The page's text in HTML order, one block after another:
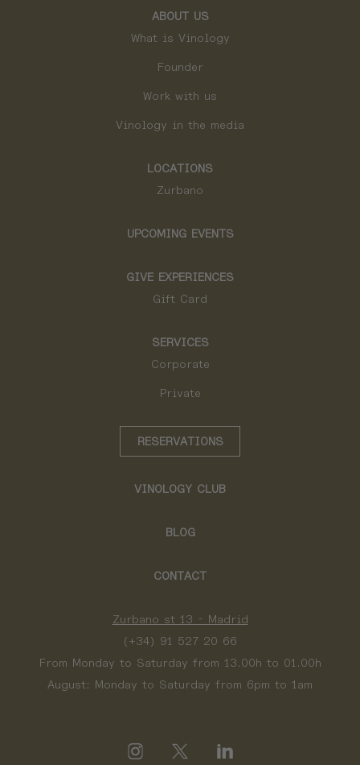
ABOUT US
What is Vinology
Founder
Work with us
Vinology in the media
LOCATIONS
Zurbano
UPCOMING EVENTS
GIVE EXPERIENCES
Gift Card
SERVICES
Corporate
Private
RESERVATIONS
VINOLOGY CLUB
BLOG
CONTACT
Zurbano st 13 - Madrid
(+34) 91 527 20 66
From Monday to Saturday from 13.00h to 01.00h
August: Monday to Saturday from 6pm to 1am